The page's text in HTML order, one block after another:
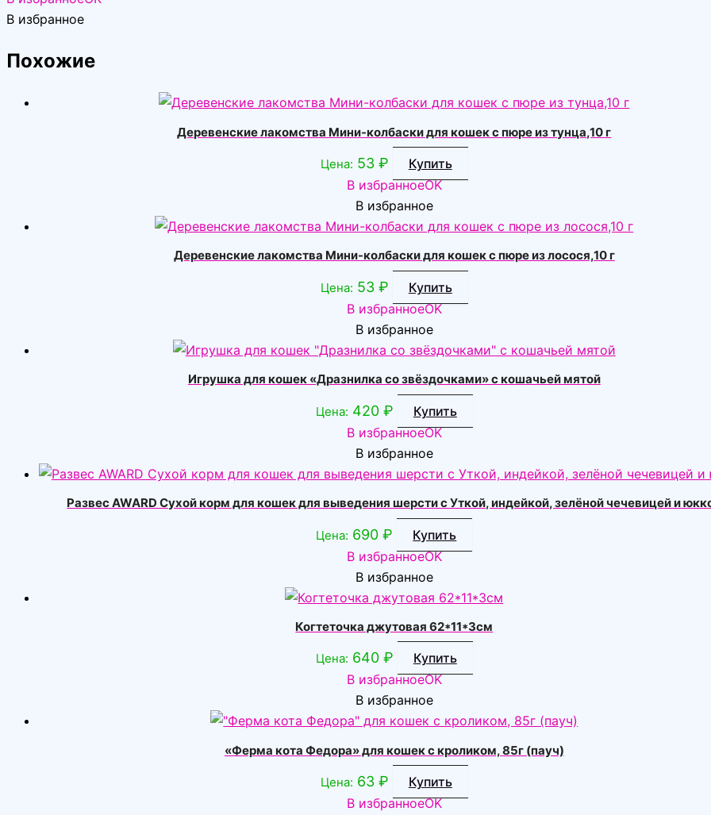
В избранное
Похожие
Деревенские лакомства Мини-колбаски для кошек с пюре из тунца,10 г
Цена: 53 ₽
Купить
В избранноеOK
В избранное
Деревенские лакомства Мини-колбаски для кошек с пюре из лосося,10 г
Цена: 53 ₽
Купить
В избранноеOK
В избранное
Игрушка для кошек «Дразнилка со звёздочками» с кошачьей мятой
Цена: 420 ₽
Купить
В избранноеOK
В избранное
Развес AWARD Сухой корм для кошек для выведения шерсти с Уткой, индейкой, зелёной чечевицей и
Цена: 690₽
Купить
В избранноеOK
В избранное
Когтеточка джутовая 62*11*3см
Цена: 640 ₽
Купить
В избранноеOK
В избранное
«Ферма кота Федора» для кошек с кроликом, 85г (пауч)
Цена: 63 ₽
Купить
В избранноеOK